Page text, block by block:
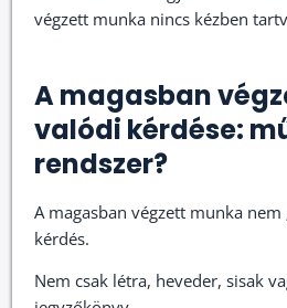
végzett munka nincs kézben
A magasban
valódi kérdése:
rendszer?
A magasban végzett munka nem
kérdés.
Nem csak létra, heveder, sisak